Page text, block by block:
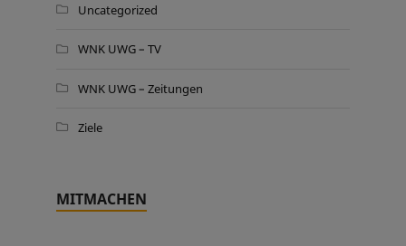
Uncategorized
WNK UWG – TV
WNK UWG – Zeitungen
Ziele
MITMACHEN